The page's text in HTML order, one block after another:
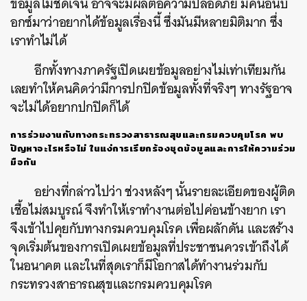
อกซ์มาว่าอยากได้ข้อมูลเรื่องนี้ ซึ่งมันมีหลายมิติมาก ซึ่ง
เราทำไม่ได้
อีกทั้งทางภาครัฐเปิดเผยข้อมูลอย่างไม่เท่าเทียมกัน
เลยทำให้คนคิดว่ามีการปกปิดข้อมูลทั้งที่จริงๆ ทางรัฐอาจ
จะไม่ได้อยากปกปิดก็ได้
การร่วมงานกับทางกระทรวงสาธารณสุขและกรมควบคุมโรค พบ
ปัญหาอะไรหรือไม่ ในแง่การเรียกร้องชุดข้อมูลและการให้ความร่วม
มือกัน
อย่างที่กล่าวไปว่า ช่วงหลังๆ นั้นรายละเอียดของผู้ติด
เชื้อไม่สมบูรณ์ จึงทำให้เราทำงานต่อไปค่อนข้างยาก เรา
จึงเข้าไปคุยกับทางกรมควบคุมโรค เพื่อผลักดัน และสร้าง
จุดเริ่มต้นของการเปิดเผยข้อมูลที่ประชาชนควรเข้าถึงได้
ในอนาคต และในที่สุดเราก็มีโอกาสได้ทำงานร่วมกับ
กระทรวงสาธารณสุขและกรมควบคุมโรค